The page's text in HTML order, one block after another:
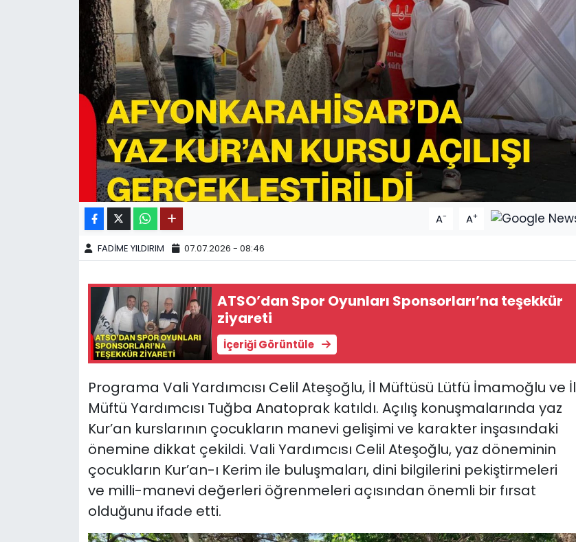
A- A+
FADİME YILDIRIM 07.07.2026 - 08:46
ATSO’dan Spor Oyunları Sponsorları’na teşekkür
ziyareti
İçeriği Görüntüle
Programa Vali Yardımcısı Celil Ateşoğlu, İl Müftüsü Lütfü İmamoğlu ve İl
Müftü Yardımcısı Tuğba Anatoprak katıldı. Açılış konuşmalarında yaz
Kur’an kurslarının çocukların manevi gelişimi ve karakter inşasındaki
önemine dikkat çekildi. Vali Yardımcısı Celil Ateşoğlu, yaz döneminin
çocukların Kur’an-ı Kerim ile buluşmaları, dini bilgilerini pekiştirmeleri
ve milli-manevi değerleri öğrenmeleri açısından önemli bir fırsat
olduğunu ifade etti.
11:11 MANŞET